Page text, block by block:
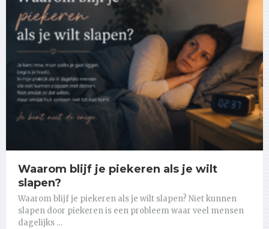
Waarom blijf je piekeren als je wilt
slapen?
Waarom blijf je piekeren als je wilt slapen? Niet kunnen
slapen door piekeren is een probleem waar veel mensen
dagelijks …